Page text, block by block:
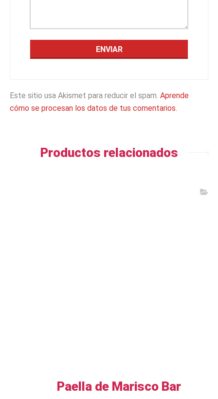
Este sitio usa Akismet para reducir el spam. Aprende
cómo se procesan los datos de tus comentarios.
Productos relacionados
Paella de Marisco Bar